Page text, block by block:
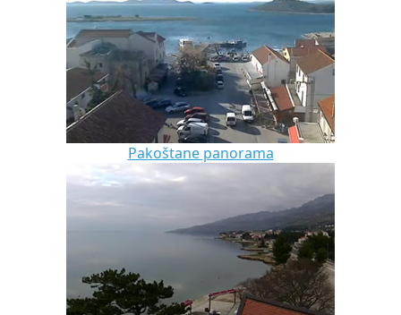
Pakoštane panorama